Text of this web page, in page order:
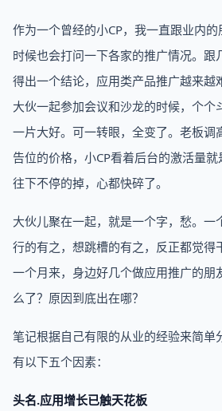
作为一个曾经的小CP，我一直跟业内
时候也会打问一下各家的推广情况。跟
得出一个结论，应用类产品推广越来越
大伙一起参加会议和沙龙的时候，个个
一片大好。可一转眼，全变了。老板调
告位的价格，小CP看着后台的激活量
往下不停的掉，心都快碎了。
大伙儿聚在一起，就是一个字，愁。一
行的有之，想跳槽的有之，反正都觉得
一个月来，身边好几个做应用推广的朋
么了？原因到底出在哪？
笔记根据自己有限的从业的经验来简单
有以下五个因素：
头名.应用增长已触天花板